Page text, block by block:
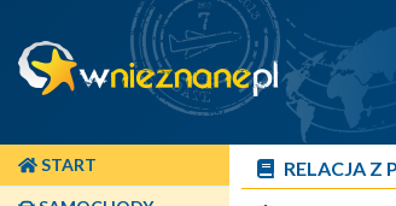
START RELACJA Z